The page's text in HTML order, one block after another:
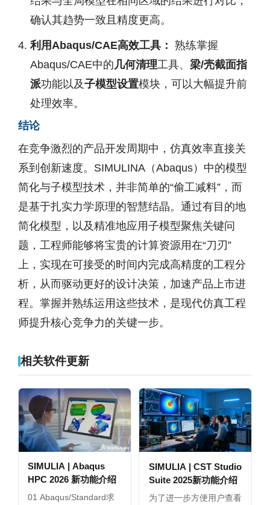
确认其趋势一致且精度更高。
利用Abaqus/CAE高效工具： 熟练掌握
Abaqus/CAE中的几何清理工具、 梁/壳截面指
派功能以及子模型设置模块，可以大幅提升前
处理效率。
结论
在竞争激烈的产品开发周期中，仿真效率直接关
系到创新速度。SIMULINA（Abaqus）中的模型
简化与子模型技术，并非简单的“偷工减料”，而
是基于扎实力学原理的智慧结晶。通过有目的地
简化模型，以及精准地应用子模型聚焦关键问
题，工程师能够将宝贵的计算资源用在“刀刃”
上，实现在可接受的时间内完成高精度的工程分
析，从而驱动更好的设计决策，加速产品上市进
程。掌握并熟练运用这些技术，是现代仿真工程
师提升核心竞争力的关键一步。
相关软件更新
SIMULIA | Abaqus
HPC 2026 新功能介绍
01 Abaqus/Standard求
SIMULIA | CST Studio
Suite 2025新功能介绍
为了进一步方便用户查看